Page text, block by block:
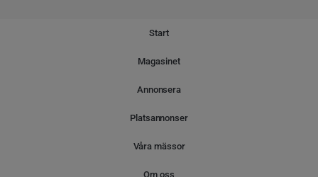
Start
Magasinet
Annonsera
Platsannonser
Våra mässor
Om oss